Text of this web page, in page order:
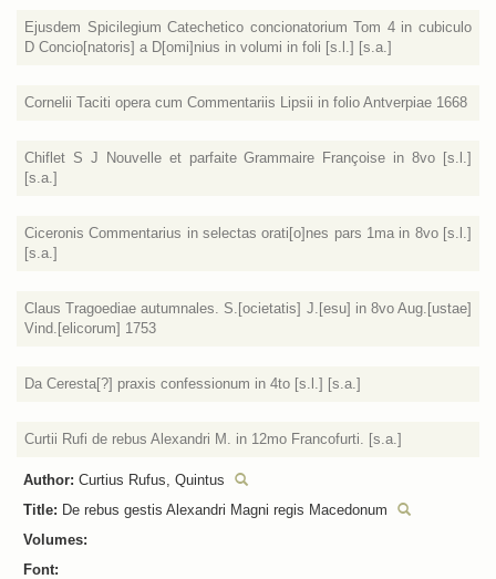
Ejusdem Spicilegium Catechetico concionatorium Tom 4 in cubiculo
D Concio[natoris] a D[omi]nius in volumi in foli [s.l.] [s.a.]
Cornelii Taciti opera cum Commentariis Lipsii in folio Antverpiae 1668
Chiflet S J Nouvelle et parfaite Grammaire Françoise in 8vo [s.l.]
[s.a.]
Ciceronis Commentarius in selectas orati[o]nes pars 1ma in 8vo [s.l.]
[s.a.]
Claus Tragoediae autumnales. S.[ocietatis] J.[esu] in 8vo Aug.[ustae]
Vind.[elicorum] 1753
Da Ceresta[?] praxis confessionum in 4to [s.l.] [s.a.]
Curtii Rufi de rebus Alexandri M. in 12mo Francofurti. [s.a.]
Author: Curtius Rufus, Quintus
Title: De rebus gestis Alexandri Magni regis Macedonum
Volumes:
Font: